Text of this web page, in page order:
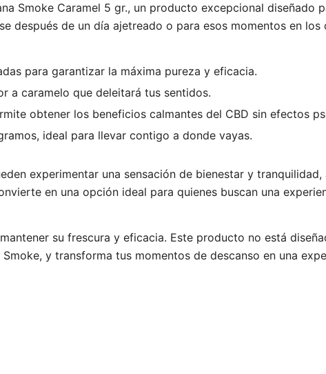
Smoke Caramel 5 gr., un producto excepcional
después de un día ajetreado o para esos momentos en
para garantizar la máxima pureza y eficacia.
a caramelo que deleitará tus sentidos.
obtener los beneficios calmantes del CBD sin efectos
ideal para llevar contigo a donde vayas.
experimentar una sensación de bienestar y
en una opción ideal para quienes buscan una
su frescura y eficacia. Este producto no está
y transforma tus momentos de descanso en una